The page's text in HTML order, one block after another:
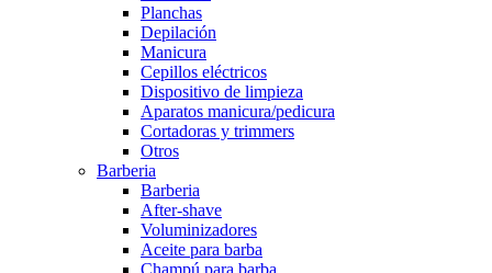
Planchas
Depilación
Manicura
Cepillos eléctricos
Dispositivo de limpieza
Aparatos manicura/pedicura
Cortadoras y trimmers
Otros
Barberia
Barberia
After-shave
Voluminizadores
Aceite para barba